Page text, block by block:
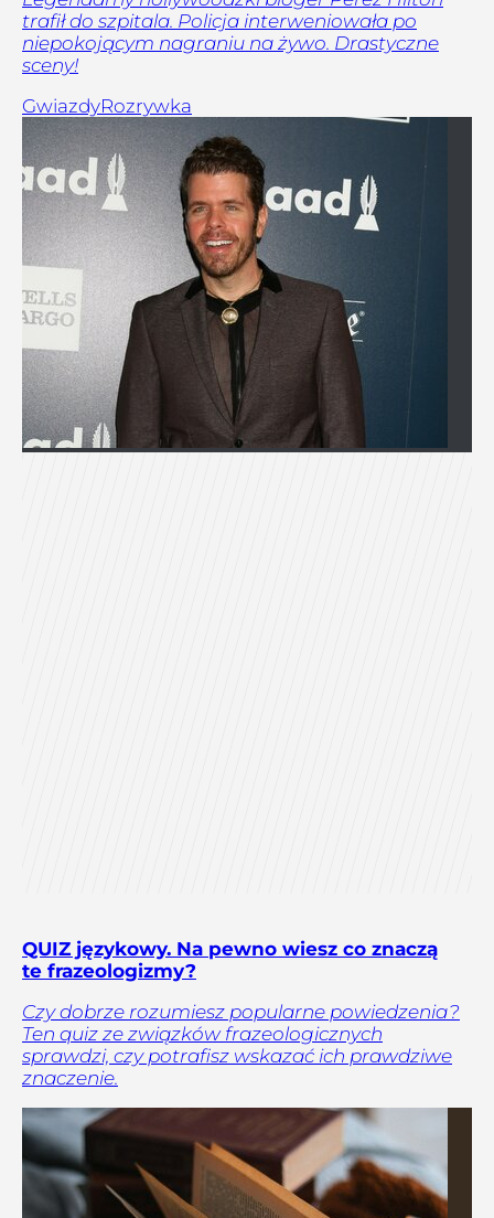
trafił do szpitala. Policja interweniowała po
niepokojącym nagraniu na żywo. Drastyczne
sceny!
GwiazdyRozrywka
QUIZ językowy. Na pewno wiesz co znaczą
te frazeologizmy?
Czy dobrze rozumiesz popularne powiedzenia?
Ten quiz ze związków frazeologicznych
sprawdzi, czy potrafisz wskazać ich prawdziwe
znaczenie.